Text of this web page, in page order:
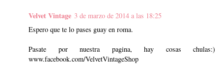
Velvet Vintage 3 de marzo de 2014 a las 18:25
Espero que te lo pases guay en roma.
Pasate por nuestra pagina, hay cosas chulas:)
www.facebook.com/VelvetVintageShop